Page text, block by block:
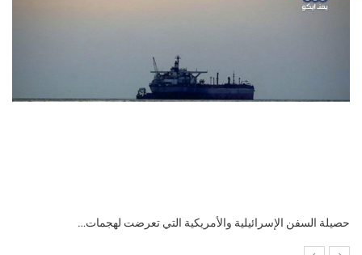
التضخم السنوي لمنطقة اليورو.. “إنفوجرافيك“..!